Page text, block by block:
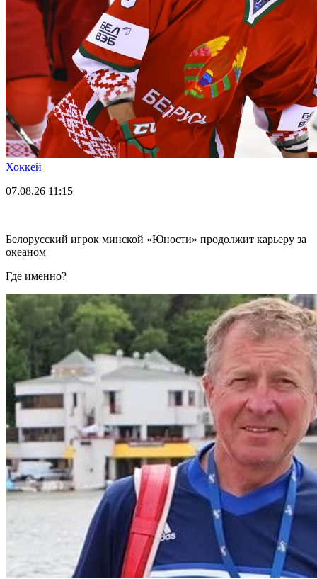
Хоккей
07.08.26 11:15
Белорусский игрок минской «Юности» продолжит карьеру за
океаном
Где именно?